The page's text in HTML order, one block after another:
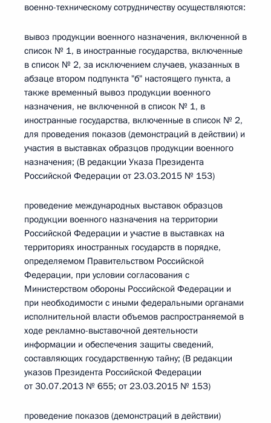
военно-техническому сотрудничеству осуществляются:
вывоз продукции военного назначения, включенной в
список № 1, в иностранные государства, включенные
в список № 2, за исключением случаев, указанных в
абзаце втором подпункта "б" настоящего пункта, а
также временный вывоз продукции военного
назначения, не включенной в список № 1, в
иностранные государства, включенные в список № 2,
для проведения показов (демонстраций в действии) и
участия в выставках образцов продукции военного
назначения; (В редакции Указа Президента
Российской Федерации от 23.03.2015 № 153)
проведение международных выставок образцов
продукции военного назначения на территории
Российской Федерации и участие в выставках на
территориях иностранных государств в порядке,
определяемом Правительством Российской
Федерации, при условии согласования с
Министерством обороны Российской Федерации и
при необходимости с иными федеральными органами
исполнительной власти объемов распространяемой в
ходе рекламно-выставочной деятельности
информации и обеспечения защиты сведений,
составляющих государственную тайну; (В редакции
указов Президента Российской Федерации
от 30.07.2013 № 655; от 23.03.2015 № 153)
проведение показов (демонстраций в действии)